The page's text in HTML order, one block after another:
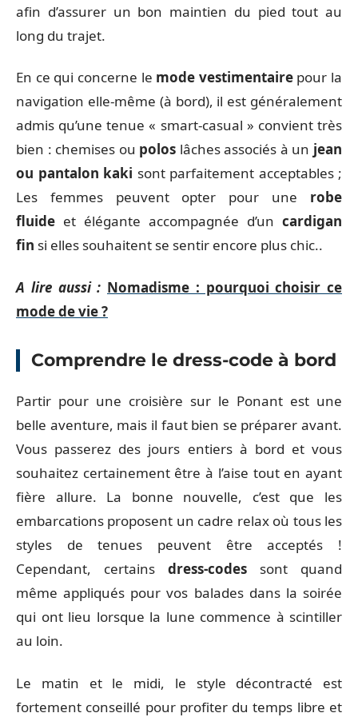
afin d’assurer un bon maintien du pied tout au
long du trajet.
En ce qui concerne le mode vestimentairepour la
navigation elle-même (à bord), il est généralement
admis qu’une tenue « smart-casual » convient très
bien : chemises ou polos lâches associés à un jean
ou pantalon kaki sont parfaitement acceptables ;
Les femmes peuvent opter pour une robe
fluide et élégante accompagnée d’un cardigan
fin si elles souhaitent se sentir encore plus chic..
A lire aussi : Nomadisme : pourquoi choisir ce
mode de vie ?
Comprendre le dress-code à bord
Partir pour une croisière sur le Ponant est une
belle aventure, mais il faut bien se préparer avant.
Vous passerez des jours entiers à bord et vous
souhaitez certainement être à l’aise tout en ayant
fière allure. La bonne nouvelle, c’est que les
embarcations proposent un cadre relax où tous les
styles de tenues peuvent être acceptés !
Cependant, certains dress-codes sont quand
même appliqués pour vos balades dans la soirée
qui ont lieu lorsque la lune commence à scintiller
au loin.
Le matin et le midi, le style décontracté est
fortement conseillé pour profiter du temps libre et